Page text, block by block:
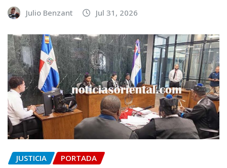
Julio Benzant Jul 31, 2026
JUSTICIA PORTADA